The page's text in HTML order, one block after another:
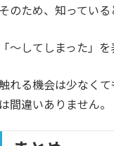
そのため、知ってい
「～してしまった」
れる機会は少なく
は間違いありません。